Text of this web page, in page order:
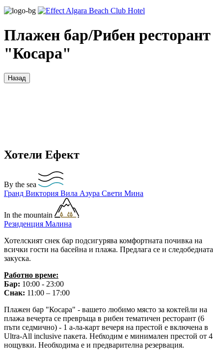
Плажен бар/Рибен ресторант
"Косара"
Назад
Хотели Ефект
By the sea
Гранд Виктория Вила Азура Свети Мина
In the mountain
Резиденция Малина
Хотелският снек бар подсигурява комфортната почивка на
всички гости на басейна и плажа. Предлага се и следобедната
закуска.
Работно време:
Бар: 10:00 - 23:00
Снак: 11:00 – 17:00
Плажен бар "Косара" - вашето любимо място за коктейли на
плажа вечерта се превръща в рибен тематичен ресторант (6
пъти седмично) - 1 а-ла-карт вечеря на престой е включена в
Ultra-All inclusive пакета. Небходим е минимален престой от 4
нощувки. Необходима е и предварителна резервация.